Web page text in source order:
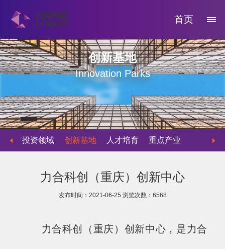
首页
创新基地
Innovation Parks
投资领域 创新基地 人才培育 重点产业 物业运营
力合科创（重庆）创新中心
发布时间：2021-06-25 浏览次数： 6568
力合科创（重庆）创新中心，是力合